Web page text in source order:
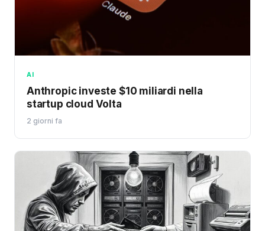
AI
Anthropic investe $10 miliardi nella
startup cloud Volta
2 giorni fa